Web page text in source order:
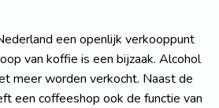
een openlijk verkooppunt
van koffie is een bijzaak. Alcohol
meer worden verkocht. Naast de
een coffeeshop ook de functie van